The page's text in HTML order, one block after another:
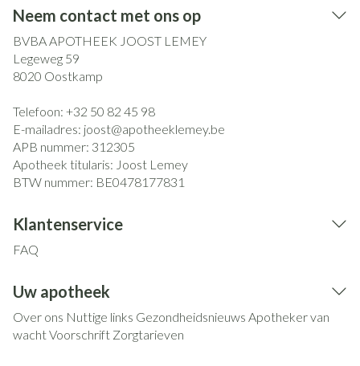
Neem contact met ons op
BVBA APOTHEEK JOOST LEMEY
Legeweg 59
8020 Oostkamp
Telefoon: +32 50 82 45 98
E-mailadres: joost@apotheeklemey.be
APB nummer: 312305
Apotheek titularis: Joost Lemey
BTW nummer: BE0478177831
Klantenservice
FAQ
Uw apotheek
Over ons Nuttige links Gezondheidsnieuws Apotheker van
wachtVoorschrift Zorgtarieven